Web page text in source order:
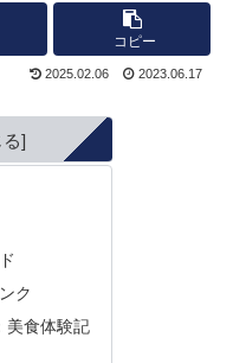
コピー
2025.02.06 2023.06.17
ク
美食体験記